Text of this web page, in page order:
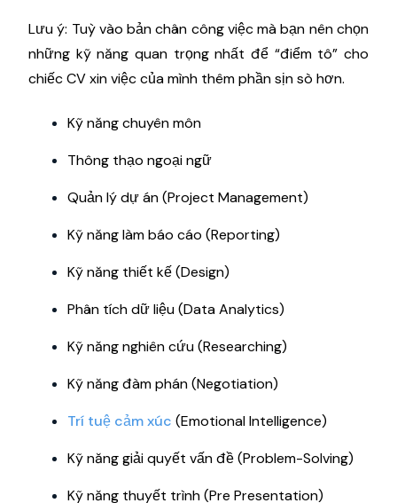
Lưu ý: Tuỳ vào bản chân công việc mà bạn nên chọn
những kỹ năng quan trọng nhất để “điểm tô” cho
chiếc CV xin việc của mình thêm phần sịn sò hơn.
Kỹ năng chuyên môn
Thông thạo ngoại ngữ
Quản lý dự án (Project Management)
Kỹ năng làm báo cáo (Reporting)
Kỹ năng thiết kế (Design)
Phân tích dữ liệu (Data Analytics)
Kỹ năng nghiên cứu (Researching)
Kỹ năng đàm phán (Negotiation)
Trí tuệ cảm xúc (Emotional Intelligence)
Kỹ năng giải quyết vấn đề (Problem-Solving)
Kỹ năng thuyết trình (Pre Presentation)